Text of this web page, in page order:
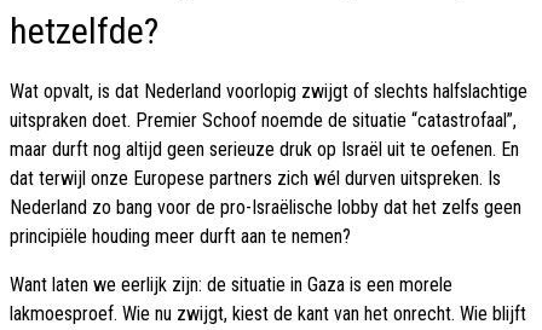
hetzelfde?
Wat opvalt, is dat Nederland voorlopig zwijgt of slechts halfslachtige
uitspraken doet. Premier Schoof noemde de situatie “catastrofaal”,
maar durft nog altijd geen serieuze druk op Israël uit te oefenen. En
dat terwijl onze Europese partners zich wél durven uitspreken. Is
Nederland zo bang voor de pro-Israëlische lobby dat het zelfs geen
principiële houding meer durft aan te nemen?
Want laten we eerlijk zijn: de situatie in Gaza is een morele
lakmoesproef. Wie nu zwijgt, kiest de kant van het onrecht. Wie blijft